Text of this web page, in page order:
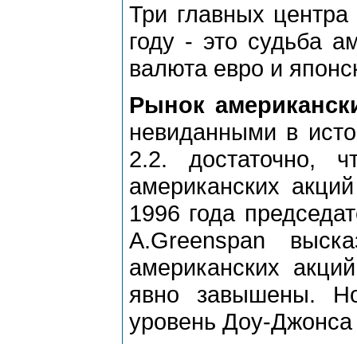
Три главных
году - это судьба
валюта евро и
Рынок
невиданными в
2.2. достаточно,
американских
1996 года
A.Greenspan
американских
явно завышены.
уровень Доу-